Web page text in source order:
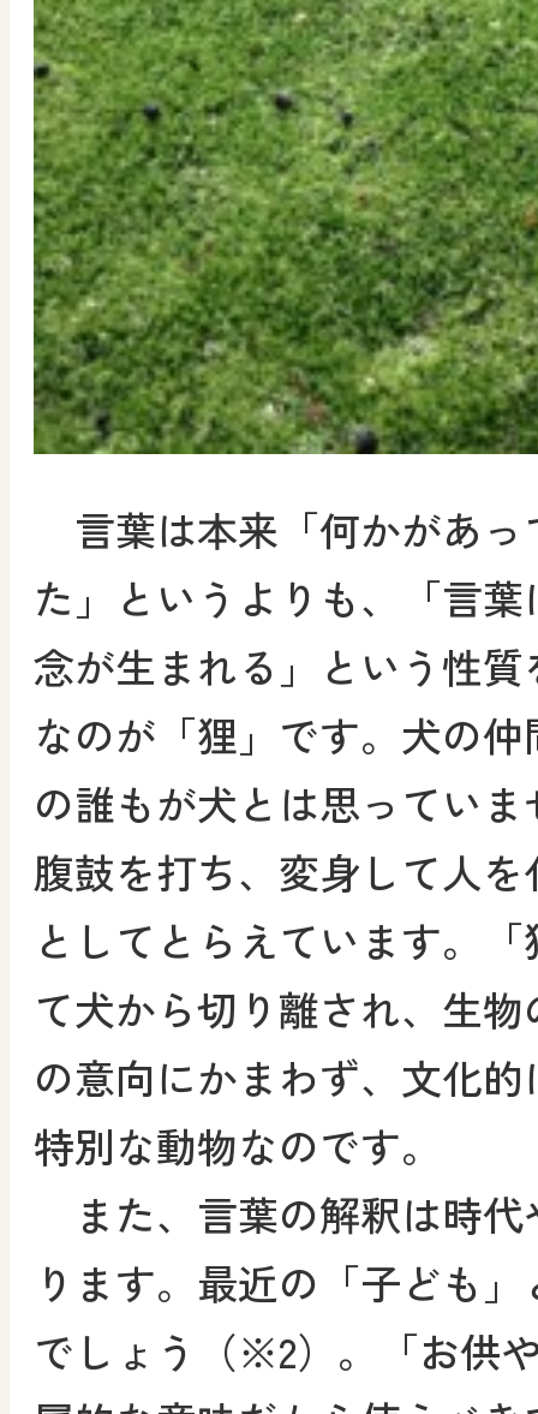
言葉は本来「何かがあっ
た」というよりも、「言
念が生まれる」という性
なのが「狸」です。犬の
の誰もが犬とは思ってい
腹鼓を打ち、変身して人
としてとらえています。
て犬から切り離され、生
の意向にかまわず、文化
特別な動物なのです。
また、言葉の解釈は時代
ります。最近の「子ども
でしょう（※2）。「お供